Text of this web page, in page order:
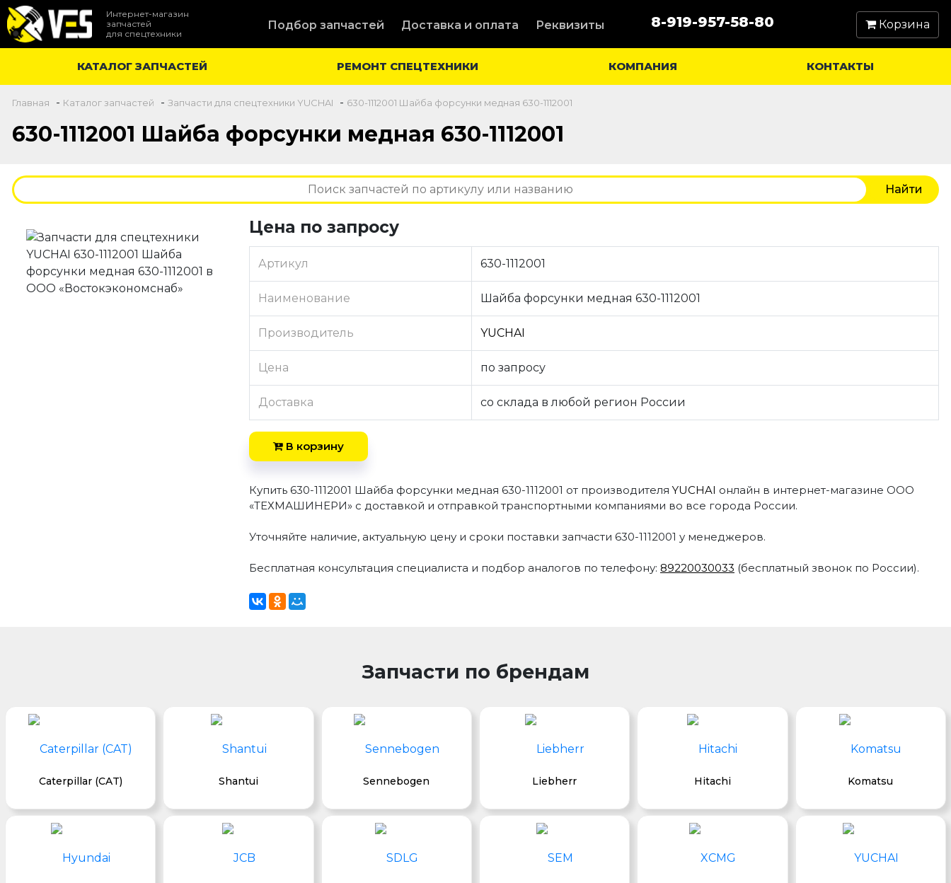
Интернет-магазин
запчастей
для спецтехники
Подбор запчастей Доставка и оплата Реквизиты 8-919-957-58-80 Корзина
КАТАЛОГ ЗАПЧАСТЕЙ РЕМОНТ СПЕЦТЕХНИКИ КОМПАНИЯ КОНТАКТЫ
Главная - Каталог запчастей - Запчасти для спецтехники YUCHAI - 630-1112001 Шайба форсунки медная 630-1112001
630-1112001 Шайба форсунки медная 630-1112001
Цена по запросу
Артикул 630-1112001
Наименование Шайба форсунки медная 630-1112001
Производитель YUCHAI
Цена по запросу
Доставка со склада в любой регион России
В корзину
Купить 630-1112001 Шайба форсунки медная 630-1112001 от производителя YUCHAI онлайн в интернет-магазине ООО
«ТЕХМАШИНЕРИ» с доставкой и отправкой транспортными компаниями во все города России.
Уточняйте наличие, актуальную цену и сроки поставки запчасти 630-1112001 у менеджеров.
Бесплатная консультация специалиста и подбор аналогов по телефону: 89220030033 (бесплатный звонок по России).
Запчасти по брендам
Caterpillar (CAT) Shantui Sennebogen Liebherr Hitachi Komatsu